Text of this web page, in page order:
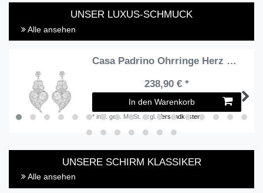
UNSER LUXUS-SCHMUCK
Alle ansehen
Casa Padrino Ohrringe Herz von Viana Ciclo L aus Sterlingsilber
238,90 € *
In den Warenkorb
*inkl. ges. MwSt. zzgl.Versandkosten
UNSERE SCHIRM KLASSIKER
Alle ansehen